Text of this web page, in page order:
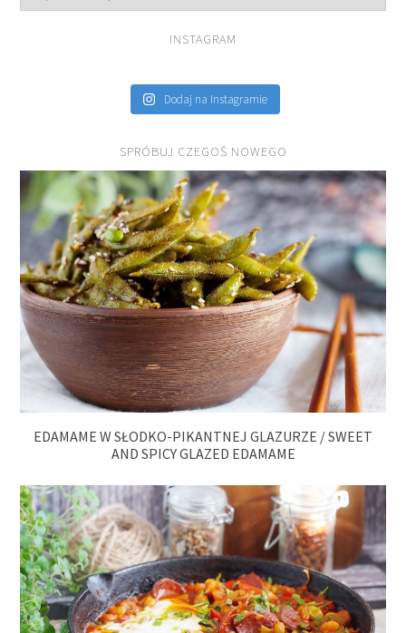
INSTAGRAM
Dodaj na Instagramie
SPRÓBUJ CZEGOŚ NOWEGO
EDAMAME W SŁODKO-PIKANTNEJ GLAZURZE / SWEET
AND SPICY GLAZED EDAMAME